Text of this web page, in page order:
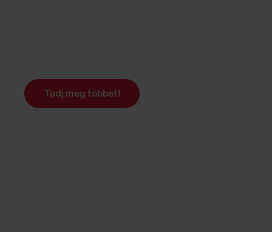
Tudj meg többet!